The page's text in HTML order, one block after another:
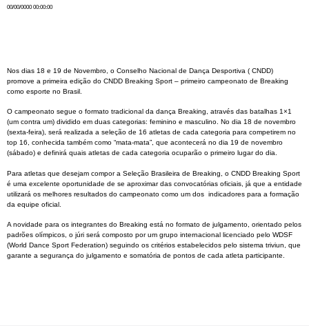
00/00/0000 00:00:00
Nos dias 18 e 19 de Novembro, o Conselho Nacional de Dança Desportiva ( CNDD)
promove a primeira edição do CNDD Breaking Sport – primeiro campeonato de Breaking
como esporte no Brasil.
O campeonato segue o formato tradicional da dança Breaking, através das batalhas 1×1
(um contra um) dividido em duas categorias: feminino e masculino. No dia 18 de novembro
(sexta-feira), será realizada a seleção de 16 atletas de cada categoria para competirem no
top 16, conhecida também como “mata-mata”, que acontecerá no dia 19 de novembro
(sábado) e definirá quais atletas de cada categoria ocuparão o primeiro lugar do dia.
Para atletas que desejam compor a Seleção Brasileira de Breaking, o CNDD Breaking Sport
é uma excelente oportunidade de se aproximar das convocatórias oficiais, já que a entidade
utilizará os melhores resultados do campeonato como um dos indicadores para a formação
da equipe oficial.
A novidade para os integrantes do Breaking está no formato de julgamento, orientado pelos
padrões olímpicos, o júri será composto por um grupo internacional licenciado pelo WDSF
(World Dance Sport Federation) seguindo os critérios estabelecidos pelo sistema triviun, que
garante a segurança do julgamento e somatória de pontos de cada atleta participante.